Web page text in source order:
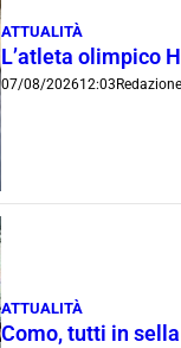
ATTUALITÀ
L’atleta olimpico
07/08/202612:03 Redazione
ATTUALITÀ
Como, tutti in